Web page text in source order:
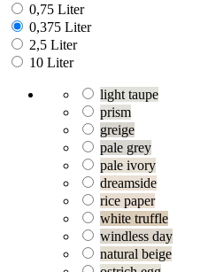
0,75 Liter
0,375 Liter
2,5 Liter
10 Liter
light taupe
prism
greige
pale grey
pale ivory
dreamside
rice paper
white truffle
windless day
natural beige